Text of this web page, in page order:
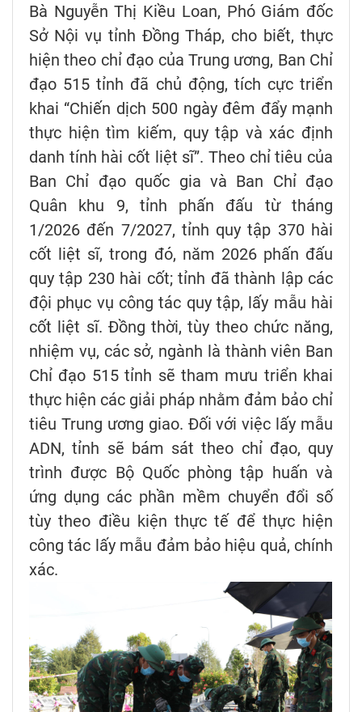
Bà Nguyễn Thị Kiều Loan, Phó Giám đốc
Sở Nội vụ tỉnh Đồng Tháp, cho biết, thực
hiện theo chỉ đạo của Trung ương, Ban Chỉ
đạo 515 tỉnh đã chủ động, tích cực triển
khai “Chiến dịch 500 ngày đêm đẩy mạnh
thực hiện tìm kiếm, quy tập và xác định
danh tính hài cốt liệt sĩ”. Theo chỉ tiêu của
Ban Chỉ đạo quốc gia và Ban Chỉ đạo
Quân khu 9, tỉnh phấn đấu từ tháng
1/2026 đến 7/2027, tỉnh quy tập 370 hài
cốt liệt sĩ, trong đó, năm 2026 phấn đấu
quy tập 230 hài cốt; tỉnh đã thành lập các
đội phục vụ công tác quy tập, lấy mẫu hài
cốt liệt sĩ. Đồng thời, tùy theo chức năng,
nhiệm vụ, các sở, ngành là thành viên Ban
Chỉ đạo 515 tỉnh sẽ tham mưu triển khai
thực hiện các giải pháp nhằm đảm bảo chỉ
tiêu Trung ương giao. Đối với việc lấy mẫu
ADN, tỉnh sẽ bám sát theo chỉ đạo, quy
trình được Bộ Quốc phòng tập huấn và
ứng dụng các phần mềm chuyển đổi số
tùy theo điều kiện thực tế để thực hiện
công tác lấy mẫu đảm bảo hiệu quả, chính
xác.